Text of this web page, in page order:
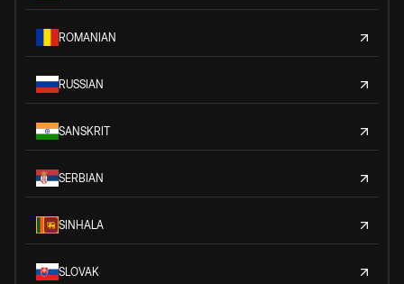
ROMANIAN
RUSSIAN
SANSKRIT
SERBIAN
SINHALA
SLOVAK